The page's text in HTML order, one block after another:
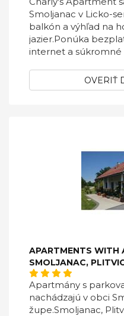
Smoljanac v Licko-
balkón a výhľad na
jazier.Ponúka
internet a súkromné
OVERIŤ
APARTMENTS WITH
SMOLJANAC,
Apartmány s
nachádzajú v obci
župe.Smoljanac,